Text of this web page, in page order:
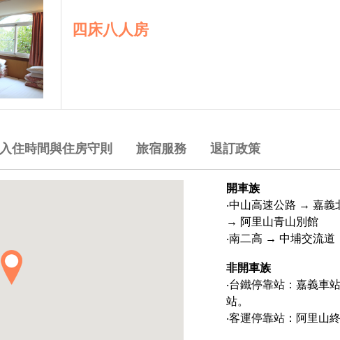
四床八人房
入住時間與住房守則 旅宿服務 退訂政策
開車族
‧中山高速公路 → 嘉
→ 阿里山青山別館
‧南二高 → 中埔交流
非開車族
‧台鐵停靠站：嘉義車
站。
‧客運停靠站：阿里山